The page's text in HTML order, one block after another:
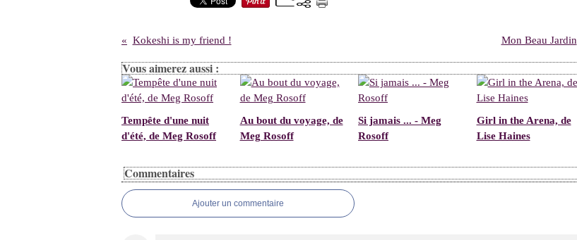
Kokeshi is my friend ! Mon Beau Jardin
Vous aimerez aussi :
Tempête d'une nuit
d'été, de Meg Rosoff
Au bout du voyage, de
Meg Rosoff
Si jamais ... - Meg
Rosoff
Girl in the Arena, de
Lise Haines
Commentaires
Ajouter un commentaire